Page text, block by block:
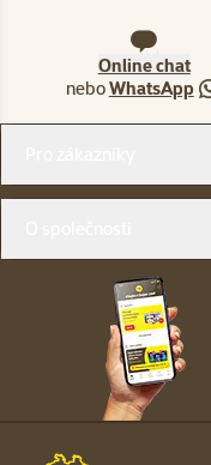
Online chat
neboWhatsApp